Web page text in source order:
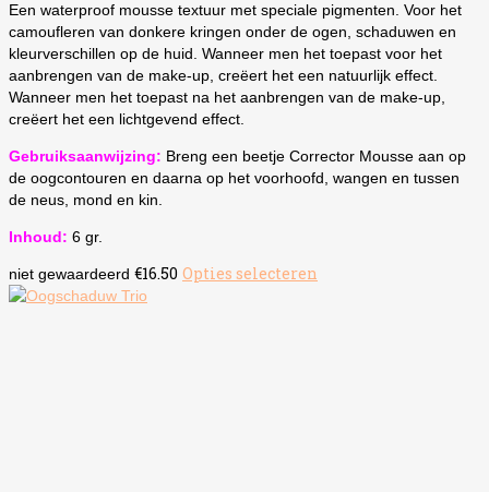
Een waterproof mousse textuur met speciale pigmenten. Voor het
camoufleren van donkere kringen onder de ogen, schaduwen en
kleurverschillen op de huid. Wanneer men het toepast voor het
aanbrengen van de make-up, creëert het een natuurlijk effect.
Wanneer men het toepast na het aanbrengen van de make-up,
creëert het een lichtgevend effect.
Gebruiksaanwijzing: Breng een beetje Corrector Mousse aan op
de oogcontouren en daarna op het voorhoofd, wangen en tussen
de neus, mond en kin.
Inhoud: 6 gr.
niet gewaardeerd €16.50 Opties selecteren